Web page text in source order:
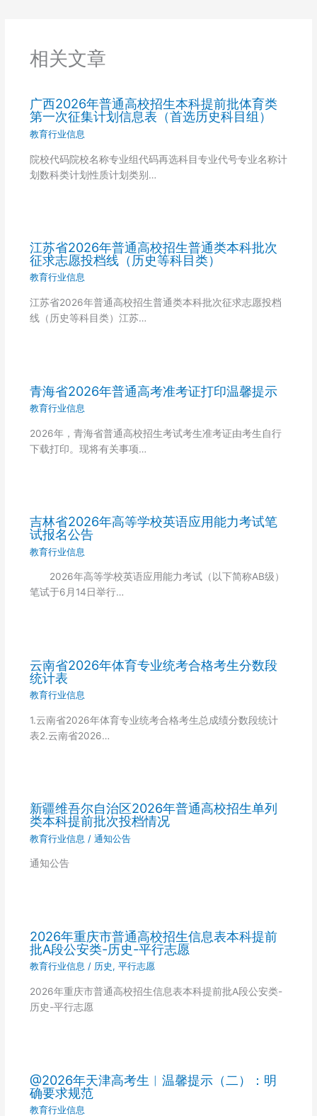
相关文章
广西2026年普通高校招生本科提前批体育类
第一次征集计划信息表（首选历史科目组）
教育行业信息
院校代码院校名称专业组代码再选科目专业代号专业名称计
划数科类计划性质计划类别…
江苏省2026年普通高校招生普通类本科批次
征求志愿投档线（历史等科目类）
教育行业信息
江苏省2026年普通高校招生普通类本科批次征求志愿投档
线（历史等科目类）江苏…
青海省2026年普通高考准考证打印温馨提示
教育行业信息
2026年，青海省普通高校招生考试考生准考证由考生自行
下载打印。现将有关事项…
吉林省2026年高等学校英语应用能力考试笔
试报名公告
教育行业信息
2026年高等学校英语应用能力考试（以下简称AB级）
笔试于6月14日举行…
云南省2026年体育专业统考合格考生分数段
统计表
教育行业信息
1.云南省2026年体育专业统考合格考生总成绩分数段统计
表2.云南省2026…
新疆维吾尔自治区2026年普通高校招生单列
类本科提前批次投档情况
教育行业信息 / 通知公告
通知公告
2026年重庆市普通高校招生信息表本科提前
批A段公安类-历史-平行志愿
教育行业信息 / 历史 , 平行志愿
2026年重庆市普通高校招生信息表本科提前批A段公安类-
历史-平行志愿
@2026年天津高考生︱温馨提示（二）：明
确要求规范
教育行业信息